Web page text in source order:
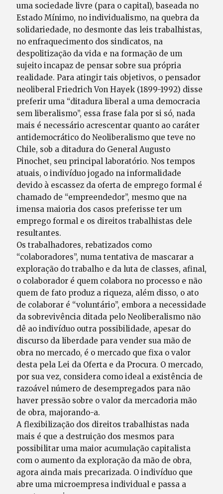
uma sociedade livre (para o capital), baseada no
Estado Mínimo, no individualismo, na quebra da
solidariedade, no desmonte das leis trabalhistas,
no enfraquecimento dos sindicatos, na
despolitização da vida e na formação de um
sujeito incapaz de pensar sobre sua própria
realidade. Para atingir tais objetivos, o pensador
neoliberal Friedrich Von Hayek (1899-1992) disse
preferir uma “ditadura liberal a uma democracia
sem liberalismo”, essa frase fala por si só, nada
mais é necessário acrescentar quanto ao caráter
antidemocrático do Neoliberalismo que teve no
Chile, sob a ditadura do General Augusto
Pinochet, seu principal laboratório. Nos tempos
atuais, o indivíduo jogado na informalidade
devido à escassez da oferta de emprego formal é
chamado de “empreendedor”, mesmo que na
imensa maioria dos casos preferisse ter um
emprego formal e os direitos trabalhistas dele
resultantes.
Os trabalhadores, rebatizados como
“colaboradores”, numa tentativa de mascarar a
exploração do trabalho e da luta de classes, afinal,
o colaborador é quem colabora no processo e não
quem de fato produz a riqueza, além disso, o ato
de colaborar é “voluntário”, embora a necessidade
da sobrevivência ditada pelo Neoliberalismo não
dê ao indivíduo outra possibilidade, apesar do
discurso da liberdade para vender sua mão de
obra no mercado, é o mercado que fixa o valor
desta pela Lei da Oferta e da Procura. O mercado,
por sua vez, considera como ideal a existência de
razoável número de desempregados para não
haver pressão sobre o valor da mercadoria mão
de obra, majorando-a.
A flexibilização dos direitos trabalhistas nada
mais é que a destruição dos mesmos para
possibilitar uma maior acumulação capitalista
com o aumento da exploração da mão de obra,
agora ainda mais precarizada. O indivíduo que
abre uma microempresa individual e passa a